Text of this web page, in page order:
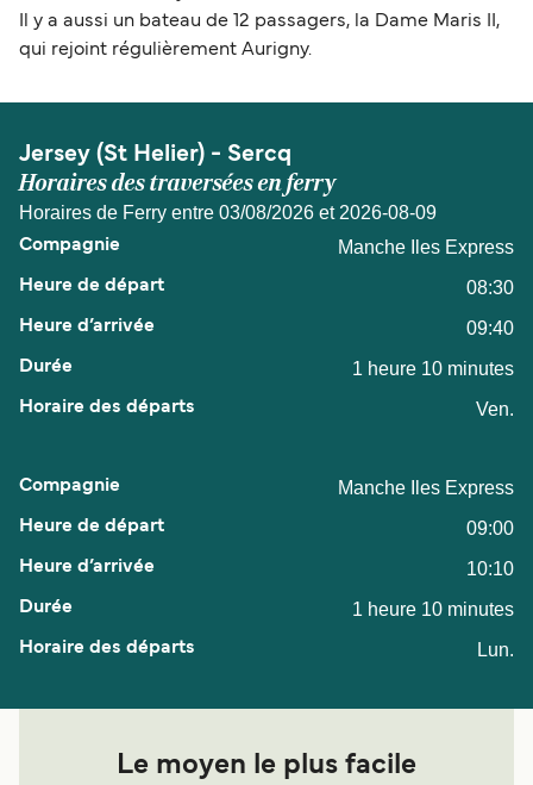
Il y a aussi un bateau de 12 passagers, la Dame Maris II,
qui rejoint régulièrement Aurigny.
Jersey (St Helier) - Sercq
Horaires des traversées en ferry
Horaires de Ferry entre 03/08/2026 et 2026-08-09
Manche Iles Express
08:30
09:40
1 heure 10 minutes
Ven.
Manche Iles Express
09:00
10:10
1 heure 10 minutes
Lun.
Le moyen le plus facile